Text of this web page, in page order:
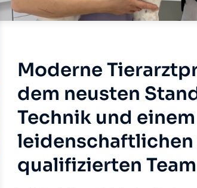
Moderne
dem neusten
Technik und einem
leidenschaftlichen
qualifizierten